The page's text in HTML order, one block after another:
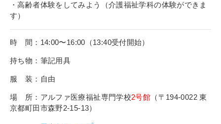
・高齢者体験をしてみよう（介護福祉学科の体験ができま
す）
時 間：14:00〜16:00（13:40受付開始）
持ち物：筆記用具
服 装：自由
場 所：アルファ医療福祉専門学校2号館 （〒194-0022 東
京都町田市森野2-15-13）